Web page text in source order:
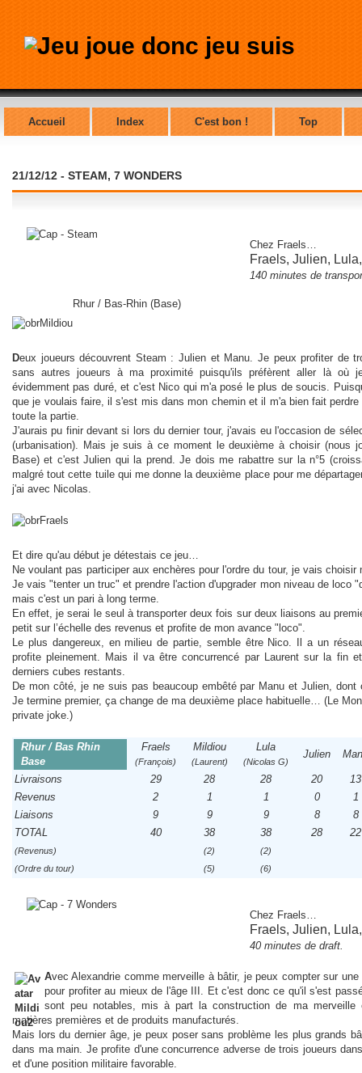
Accueil Index C'est bon ! Top
21/12/12 - STEAM, 7 WONDERS
Rhur / Bas-Rhin (Base)
Chez Fraels…
Fraels, Julien,
140 minutes de
Deux joueurs découvrent Steam : Julien et Manu. Je peux profiter de
sans autres joueurs à ma proximité puisqu'ils préfèrent aller là où
évidemment pas duré, et c'est Nico qui m'a posé le plus de soucis.
que je voulais faire, il s'est mis dans mon chemin et il m'a bien fait
toute la partie.
J'aurais pu finir devant si lors du dernier tour, j'avais eu l'occasion de
(urbanisation). Mais je suis à ce moment le deuxième à choisir (nous
Base) et c'est Julien qui la prend. Je dois me rabattre sur la n°5
malgré tout cette tuile qui me donne la deuxième place pour me
j'ai avec Nicolas.
Et dire qu'au début je détestais ce jeu…
Ne voulant pas participer aux enchères pour l'ordre du tour, je vais choisir
Je vais "tenter un truc" et prendre l'action d'upgrader mon niveau de loco
mais c'est un pari à long terme.
En effet, je serai le seul à transporter deux fois sur deux liaisons au
petit sur l’échelle des revenus et profite de mon avance "loco".
Le plus dangereux, en milieu de partie, semble être Nico. Il a un
profite pleinement. Mais il va être concurrencé par Laurent sur la fin
derniers cubes restants.
De mon côté, je ne suis pas beaucoup embêté par Manu et Julien, dont
Je termine premier, ça change de ma deuxième place habituelle… (Le
private joke.)
Rhur / Bas Rhin
Base
Fraels
(François)
Mildiou
(Laurent)
Lula
(Nicolas G)
Julien
Livraisons 29 28 28 20
13
Revenus
2 1 1 0
1
Liaisons
9 9 9 8
8
TOTAL
40 38 38 28 22
(Revenus) (2)
(2)
(Ordre du tour)
(5) (6)
Chez Fraels…
Fraels, Julien,
40 minutes de draft.
Avec Alexandrie comme merveille à bâtir, je peux compter sur
pour profiter au mieux de l'âge III. Et c'est donc ce qu'il s'est
sont peu notables, mis à part la construction de ma
matières premières et de produits manufacturés.
Mais lors du dernier âge, je peux poser sans problème les plus grands
dans ma main. Je profite d'une concurrence adverse de trois joueurs
et d'une position militaire favorable.